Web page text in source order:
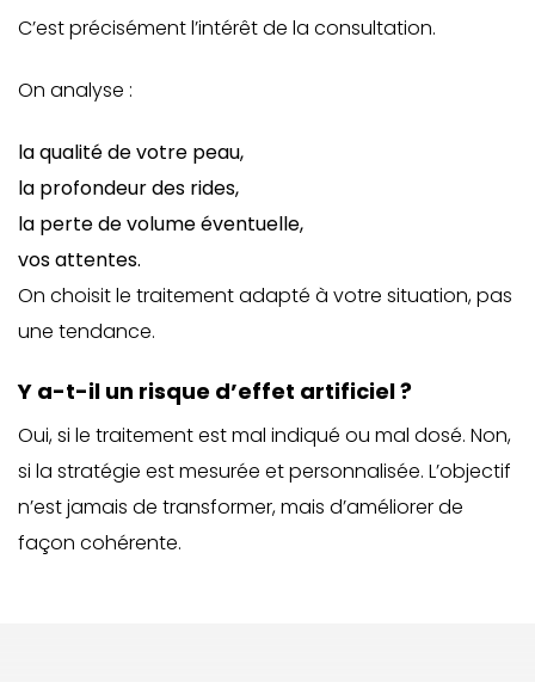
C’est précisément l’intérêt de la consultation.
On analyse :
la qualité de votre peau,
la profondeur des rides,
la perte de volume éventuelle,
vos attentes.
On choisit le traitement adapté à votre situation, pas
une tendance.
Y a-t-il un risque d’effet artificiel ?
Oui, si le traitement est mal indiqué ou mal dosé. Non,
si la stratégie est mesurée et personnalisée. L’objectif
n’est jamais de transformer, mais d’améliorer de
façon cohérente.